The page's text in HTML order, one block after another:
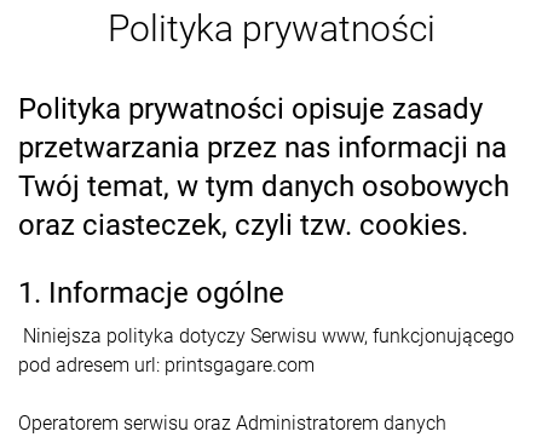
Polityka prywatności
Polityka prywatności opisuje zasady
przetwarzania przez nas informacji na
Twój temat, w tym danych osobowych
oraz ciasteczek, czyli tzw. cookies.
1. Informacje ogólne
Niniejsza polityka dotyczy Serwisu www, funkcjonującego
pod adresem url: printsgagare.com
Operatorem serwisu oraz Administratorem danych